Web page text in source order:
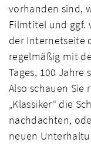
vorhanden sind,
Filmtitel und ggf.
der Internetseite
regelmäßig mit
Tages, 100 Jahre
Also schauen Sie
„Klassiker“ die
nachdachten,
neuen